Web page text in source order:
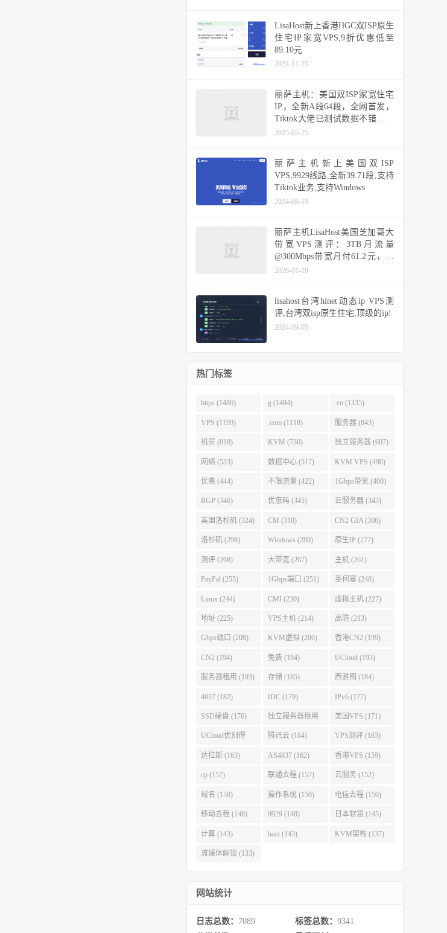
LisaHost新上香港HGC双ISP原生
住宅IP家宽VPS,9折优惠低至
89.10元
2024-11-25
丽萨主机：美国双ISP家宽住宅
IP，全新A段64段，全网首发，
Tiktok大佬已测试数据不错，可
以冲了！
2025-05-25
丽萨主机新上美国双ISP
VPS,9929线路,全新39.71段,支持
Tiktok业务,支持Windows
2024-08-19
丽萨主机LisaHost美国芝加哥大
带宽VPS测评：3TB月流量
@300Mbps带宽月付61.2元，双
ISP原生IP、Gbps带宽实测表现
2026-01-18
lisahost台湾hinet动态ip VPS测
评,台湾双isp原生住宅,顶级的ip!
2024-09-05
热门标签
https (1486) g (1484) .cn (1335)
VPS (1199) .com (1118) 服务器 (843)
机房 (818) KVM (730) 独立服务器 (607)
网络 (533) 数据中心 (517) KVM VPS (490)
优惠 (444) 不限流量 (422) 1Gbps带宽 (400)
BGP (346) 优惠码 (345) 云服务器 (343)
美国洛杉矶 (324) CM (310) CN2 GIA (306)
洛杉矶 (298) Windows (289) 原生IP (277)
测评 (268) 大带宽 (267) 主机 (261)
PayPal (255) 1Gbps端口 (251) 圣何塞 (248)
Linux (244) CMI (230) 虚拟主机 (227)
地址 (225) VPS主机 (214) 高防 (213)
Gbps端口 (208) KVM虚拟 (206) 香港CN2 (199)
CN2 (194) 免费 (194) UCloud (193)
服务器租用 (193) 存储 (185) 西雅图 (184)
4837 (182) IDC (179) IPv6 (177)
SSD硬盘 (176) 独立服务器租用
(175)
美国VPS (171)
UCloud优刻得
(168)
腾讯云 (164) VPS测评 (163)
达拉斯 (163) AS4837 (162) 香港VPS (159)
cp (157) 联通去程 (157) 云服务 (152)
域名 (150) 操作系统 (150) 电信去程 (150)
移动去程 (148) 9929 (148) 日本软银 (145)
计算 (143) host (143) KVM架构 (137)
流媒体解锁 (133)
网站统计
日志总数： 7089 标签总数： 9341